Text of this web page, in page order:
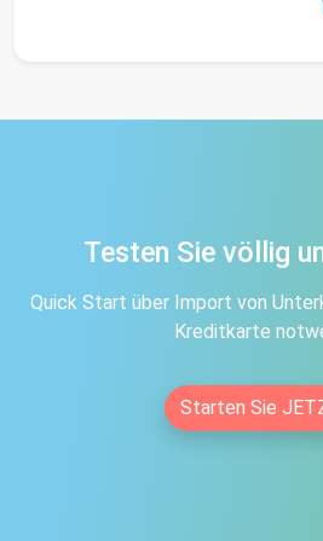
Testen Sie völlig
Quick Start über Import von
Kreditkarte
Starten Sie